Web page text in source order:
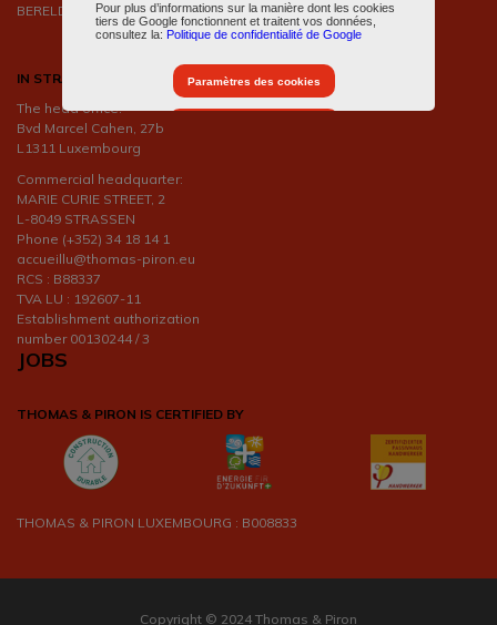
BERELDANGE - BERELDANGE - RÉSIDENCE THE GROVE
IN STRASSEN
The head office:
Bvd Marcel Cahen, 27b
L1311 Luxembourg
Commercial headquarter:
MARIE CURIE STREET, 2
L-8049 STRASSEN
Phone (+352) 34 18 14 1
accueillu@thomas-piron.eu
RCS : B88337
TVA LU : 192607-11
Establishment authorization
number 00130244 / 3
JOBS
THOMAS & PIRON IS CERTIFIED BY
THOMAS & PIRON LUXEMBOURG : B008833
Copyright © 2024 Thomas & Piron
Pour plus d’informations sur la manière dont les cookies
tiers de Google fonctionnent et traitent vos données,
consultez la: Politique de confidentialité de Google
Paramètres des cookies